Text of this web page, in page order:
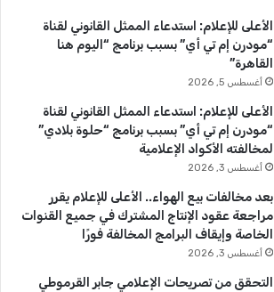
T
u
b
e
ق
ا
م
الأعلى للإعلام: استدعاء الممثل القانوني لقناة
“مودرن إم تي أي” بسبب برنامج “اليوم هنا
القاهرة”
أغسطس 5, 2026
الأعلى للإعلام: استدعاء الممثل القانوني لقناة
“مودرن إم تي أي” بسبب برنامج “حلوة بلادي”
لمخالفته الأكواد الإعلامية
أغسطس 3, 2026
بعد مخالفات بيع الهواء.. الأعلى للإعلام يقرر
مراجعة عقود الإنتاج المشترك في جميع القنوات
الخاصة وإيقاف البرامج المخالفة فورًا
أغسطس 3, 2026
التحقق من تصريحات الإعلامي جابر القرموطي